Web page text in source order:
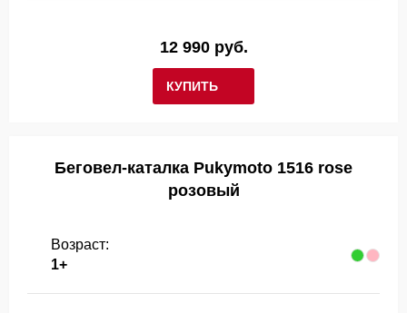
КУПИТЬ
12 990 руб.
Беговел-каталка Pukymoto 1516 rose
розовый
Возраст:
1+